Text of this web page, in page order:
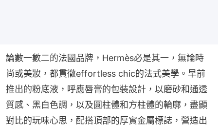
論數一數二的法國品牌，Hermès必是其一，無論時
尚或美妝，都貫徹effortless chic的法式美學。早前
推出的粉底液，呼應唇膏的包裝設計，以磨砂和通透
質感、黑白色調，以及圓柱體和方柱體的輪廓，盡顯
對比的玩味心思，配搭頂部的厚實金屬標誌，營造出